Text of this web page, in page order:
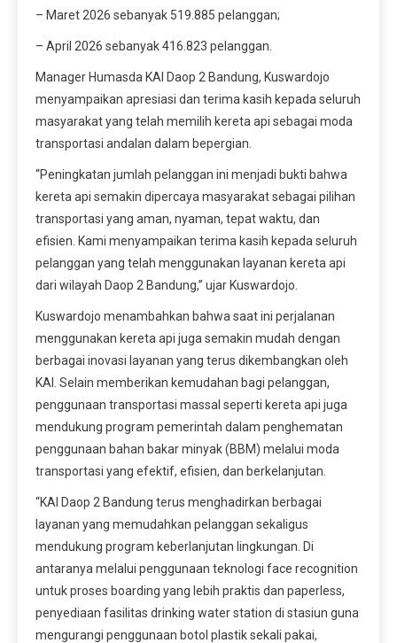
– Maret 2026 sebanyak 519.885 pelanggan;
– April 2026 sebanyak 416.823 pelanggan.
Manager Humasda KAI Daop 2 Bandung, Kuswardojo
menyampaikan apresiasi dan terima kasih kepada seluruh
masyarakat yang telah memilih kereta api sebagai moda
transportasi andalan dalam bepergian.
“Peningkatan jumlah pelanggan ini menjadi bukti bahwa
kereta api semakin dipercaya masyarakat sebagai pilihan
transportasi yang aman, nyaman, tepat waktu, dan
efisien. Kami menyampaikan terima kasih kepada seluruh
pelanggan yang telah menggunakan layanan kereta api
dari wilayah Daop 2 Bandung,” ujar Kuswardojo.
Kuswardojo menambahkan bahwa saat ini perjalanan
menggunakan kereta api juga semakin mudah dengan
berbagai inovasi layanan yang terus dikembangkan oleh
KAI. Selain memberikan kemudahan bagi pelanggan,
penggunaan transportasi massal seperti kereta api juga
mendukung program pemerintah dalam penghematan
penggunaan bahan bakar minyak (BBM) melalui moda
transportasi yang efektif, efisien, dan berkelanjutan.
“KAI Daop 2 Bandung terus menghadirkan berbagai
layanan yang memudahkan pelanggan sekaligus
mendukung program keberlanjutan lingkungan. Di
antaranya melalui penggunaan teknologi face recognition
untuk proses boarding yang lebih praktis dan paperless,
penyediaan fasilitas drinking water station di stasiun guna
mengurangi penggunaan botol plastik sekali pakai,